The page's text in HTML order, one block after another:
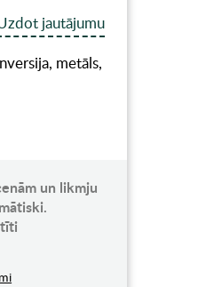
jautājumu
metāls,
un likmju